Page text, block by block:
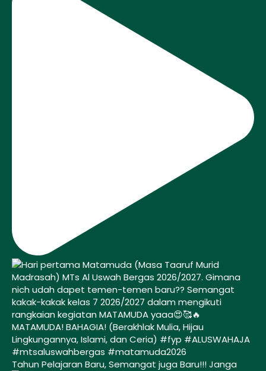
Tahun Pelajaran Baru, Semangat juga Baru!!! Janga